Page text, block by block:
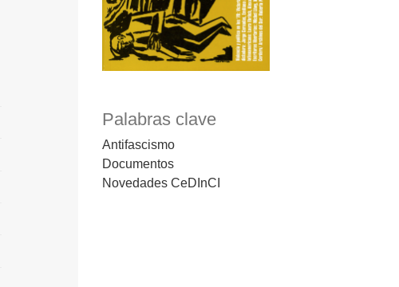
Palabras clave
Antifascismo
Documentos
Novedades CeDInCI